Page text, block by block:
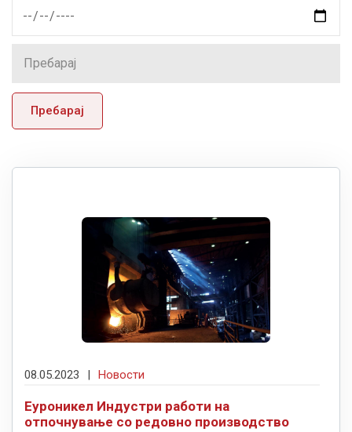
Пребарај
08.05.2023 | Новости
Еуроникел Индустри работи на
отпочнување со редовно производство